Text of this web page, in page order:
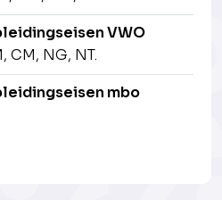
VWO
CM, NG, NT.
mbo